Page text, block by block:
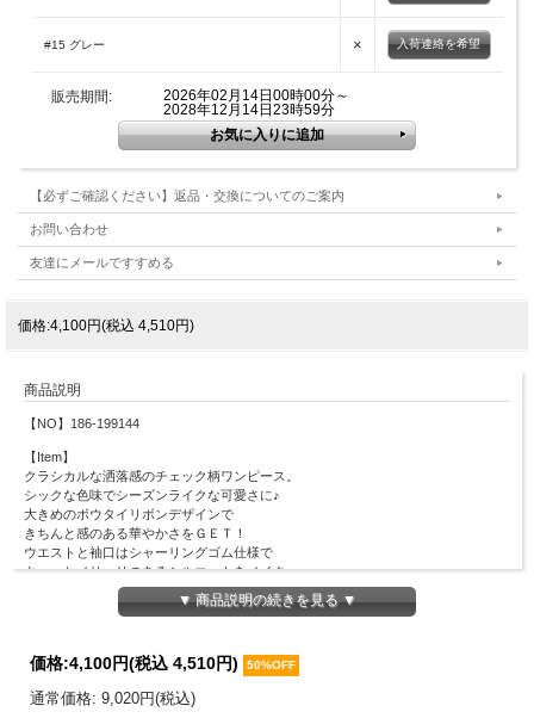
#15 グレー × 入荷連絡を希望
販売期間:
2026年02月14日00時00分～
2028年12月14日23時59分
【必ずご確認ください】返品・交換についてのご案内
お問い合わせ
友達にメールですすめる
価格:4,100円(税込 4,510円)
商品説明
【NO】186-199144
【Item】
クラシカルな洒落感のチェック柄ワンピース。
シックな色味でシーズンライクな可愛さに♪
大きめのボウタイリボンデザインで
きちんと感のある華やかさをＧＥＴ！
ウエストと袖口はシャーリングゴム仕様で
キュッとメリハリのあるシルエットをメイク。
プチフリルが愛らしいアクセントになっています◎
ふんわり広がるティアードデザインだから
【Material】
裏地：ポリエステル100％
▼ 商品説明の続きを見る ▼
価格:4,100円(税込 4,510円) 50%OFF
通常価格: 9,020円(税込)